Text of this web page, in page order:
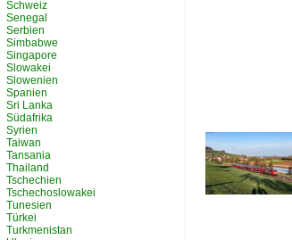
Schweiz
Senegal
Serbien
Simbabwe
Singapore
Slowakei
Slowenien
Spanien
Sri Lanka
Südafrika
Syrien
Taiwan
Tansania
Thailand
Tschechien
Tschechoslowakei
Tunesien
Türkei
Turkmenistan